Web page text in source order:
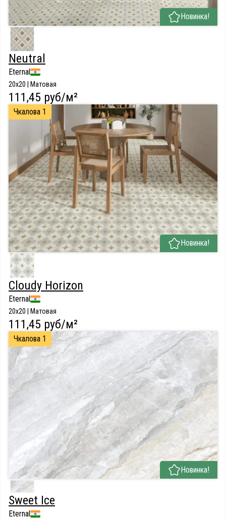
Новинка!
Neutral
Eternal
20x20 | Матовая
111,45 руб/м²
Чкалова 1
Новинка!
Cloudy Horizon
Eternal
20x20 | Матовая
111,45 руб/м²
Чкалова 1
Новинка!
Sweet Ice
Eternal